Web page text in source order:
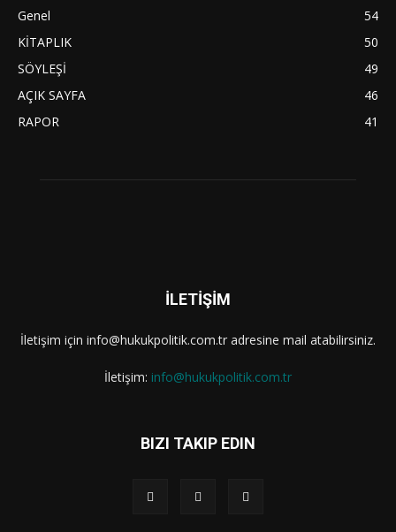
Genel
54
KİTAPLIK
50
SÖYLEŞİ
49
AÇIK SAYFA
46
RAPOR
41
İLETİŞİM
İletişim için info@hukukpolitik.com.tr adresine mail atabilirsiniz.
İletişim: info@hukukpolitik.com.tr
BIZI TAKIP EDIN